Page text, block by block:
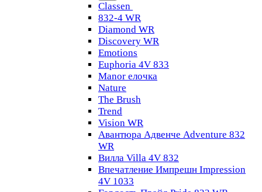
Classen
832-4 WR
Diamond WR
Discovery WR
Emotions
Euphoria 4V 833
Manor елочка
Nature
The Brush
Trend
Vision WR
Авантюра Адвенче Adventure 832
WR
Вилла Villa 4V 832
Впечатление Импрешн Impression
4V 1033